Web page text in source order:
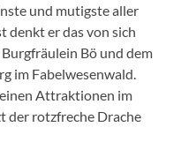
und mutigste aller
denkt er das von sich
Bö und dem
im Fabelwesenwald.
Attraktionen im
der rotzfreche Drache